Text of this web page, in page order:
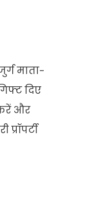
माता-
दिए
और